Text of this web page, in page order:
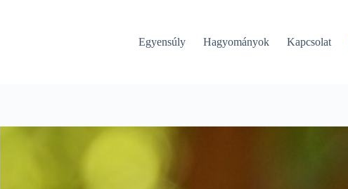
Egyensúly Hagyományok Kapcsolat